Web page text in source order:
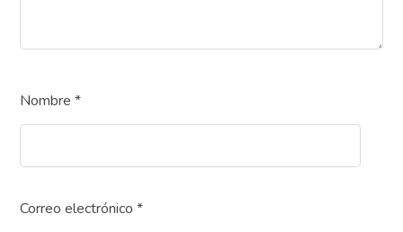
Nombre*
Correo electrónico*